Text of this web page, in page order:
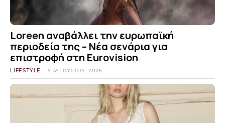
Loreen αναβάλλει την ευρωπαϊκή
περιοδεία της – Νέα σενάρια για
επιστροφή στη Eurovision
LIFESTYLE 6 ΑΥΓΟΎΣΤΟΥ, 2026